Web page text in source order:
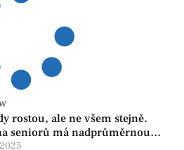
rostou, ale ne všem stejně.
seniorů má nadprůměrnou
však žijí pod hranicí